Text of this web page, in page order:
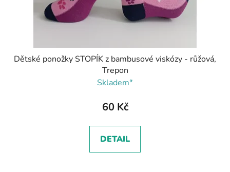
Dětské ponožky STOPÍK z bambusové viskózy - růžová,
Trepon
Skladem*
60 Kč
DETAIL